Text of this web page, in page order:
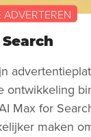
ontwikkeling
Max for
maken